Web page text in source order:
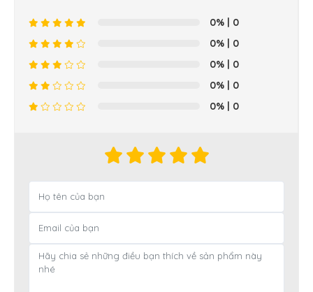
0% | 0
0% | 0
0% | 0
0% | 0
0% | 0